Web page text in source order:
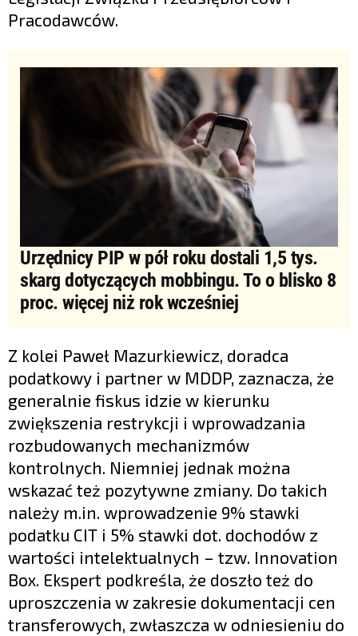
Pracodawców.
Urzędnicy PIP w pół roku dostali 1,5 tys.
skarg dotyczących mobbingu. To o blisko 8
proc. więcej niż rok wcześniej
Z kolei Paweł Mazurkiewicz, doradca
podatkowy i partner w MDDP, zaznacza, że
generalnie fiskus idzie w kierunku
zwiększenia restrykcji i wprowadzania
rozbudowanych mechanizmów
kontrolnych. Niemniej jednak można
wskazać też pozytywne zmiany. Do takich
należy m.in. wprowadzenie 9% stawki
podatku CIT i 5% stawki dot. dochodów z
wartości intelektualnych – tzw. Innovation
Box. Ekspert podkreśla, że doszło też do
uproszczenia w zakresie dokumentacji cen
transferowych, zwłaszcza w odniesieniu do